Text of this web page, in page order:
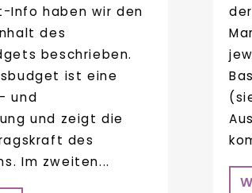
Info haben wir den
des
beschrieben.
ist eine
und
und zeigt die
des
Im zweiten...